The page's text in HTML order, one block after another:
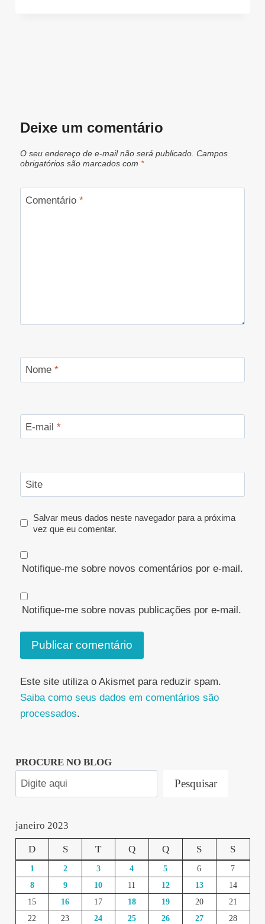
Deixe um comentário
O seu endereço de e-mail não será publicado. Campos
obrigatórios são marcados com *
Comentário *
Nome *
E-mail *
Site
Salvar meus dados neste navegador para a próxima
vez que eu comentar.
Notifique-me sobre novos comentários por e-mail.
Notifique-me sobre novas publicações por e-mail.
Este site utiliza o Akismet para reduzir spam.
Saiba como seus dados em comentários são
processados.
PROCURE NO BLOG
Pesquisar
janeiro 2023
D S T Q Q S S
1 2 3 4 5 6
7
8
9 10 11 12 13
14
15
16 17 18 19 20
21
22
23 24 25 26 27
28